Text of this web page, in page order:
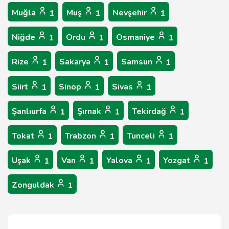
Muğla 1 Muş 1 Nevşehir 1
Niğde 1 Ordu 1 Osmaniye 1
Rize 1 Sakarya 1 Samsun 1
Siirt 1 Sinop 1 Sivas 1
Şanlıurfa 1 Şırnak 1 Tekirdağ 1
Tokat 1 Trabzon 1 Tunceli 1
Uşak 1 Van 1 Yalova 1 Yozgat 1
Zonguldak 1